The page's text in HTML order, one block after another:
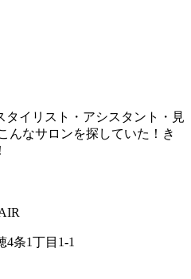
タイリスト・アシスタント・見
んなサロンを探していた！き
4条1丁目1-1